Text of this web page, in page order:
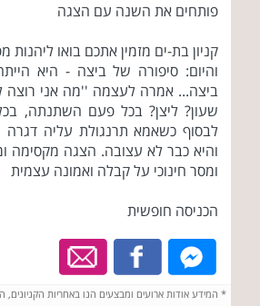
פותחים את השנה עם הצגה
קניון בת-ים מזמין אתכם בואו
והיום: סיפורה של ביצה - היא
ביצה... אמרה לעצמה ''מה אני רוצה
שעון? ליצן? בכל פעם השתנתה,
לבסוף כשאמא תרנגולת עליה דגרה
והיא כבר לא עצובה. הצגה מקסימה
ומסר חינוכי על קבלה ואמונה עצמית
הכניסה חופשית
* המידע אודות ארועים ומבצעים הנו באחריות